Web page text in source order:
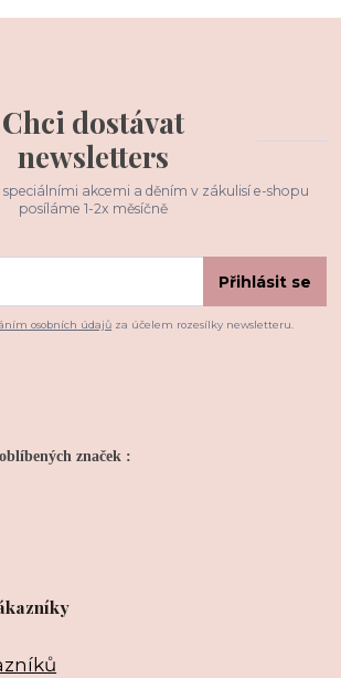
Chci dostávat
newsletters
akcemi a děním v zákulisí e-shopu
posíláme 1-2x měsíčně
Přihlásit se
osobních údajů za účelem rozesílky newsletteru.
značek :